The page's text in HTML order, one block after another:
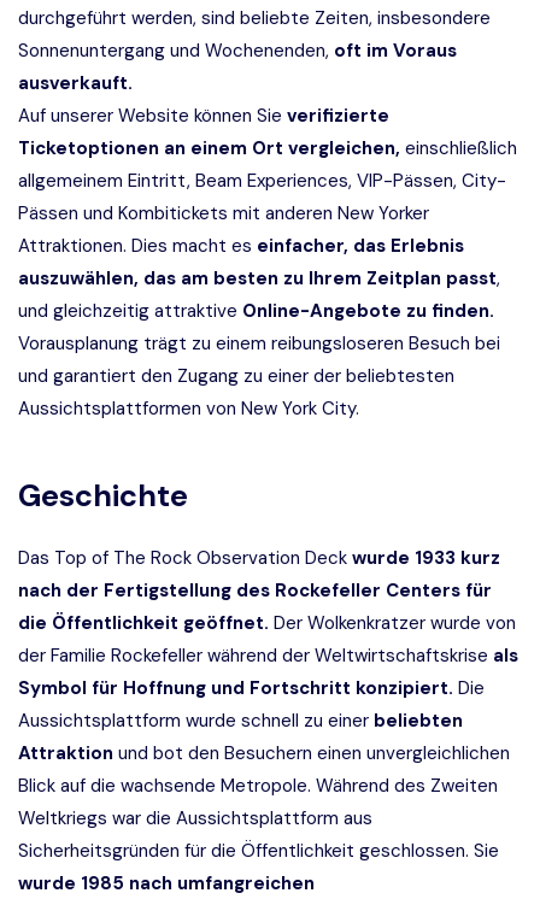
durchgeführt werden, sind beliebte Zeiten, insbesondere
Sonnenuntergang und Wochenenden, oft im Voraus
ausverkauft.
Auf unserer Website können Sie verifizierte
Ticketoptionen an einem Ort vergleichen, einschließlich
allgemeinem Eintritt, Beam Experiences, VIP-Pässen, City-
Pässen und Kombitickets mit anderen New Yorker
Attraktionen. Dies macht es einfacher, das Erlebnis
auszuwählen, das am besten zu Ihrem Zeitplan passt,
und gleichzeitig attraktive Online-Angebote zu finden.
Vorausplanung trägt zu einem reibungsloseren Besuch bei
und garantiert den Zugang zu einer der beliebtesten
Aussichtsplattformen von New York City.
Geschichte
Das Top of The Rock Observation Deck wurde 1933 kurz
nach der Fertigstellung des Rockefeller Centers für
die Öffentlichkeit geöffnet. Der Wolkenkratzer wurde von
der Familie Rockefeller während der Weltwirtschaftskrise als
Symbol für Hoffnung und Fortschritt konzipiert. Die
Aussichtsplattform wurde schnell zu einer beliebten
Attraktion und bot den Besuchern einen unvergleichlichen
Blick auf die wachsende Metropole. Während des Zweiten
Weltkriegs war die Aussichtsplattform aus
Sicherheitsgründen für die Öffentlichkeit geschlossen. Sie
wurde 1985 nach umfangreichen